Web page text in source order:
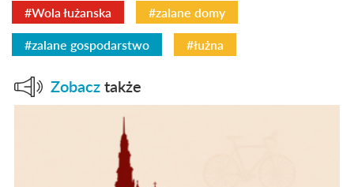
#Wola łużanska #zalane domy
#zalane gospodarstwo #łużna
Zobacz także